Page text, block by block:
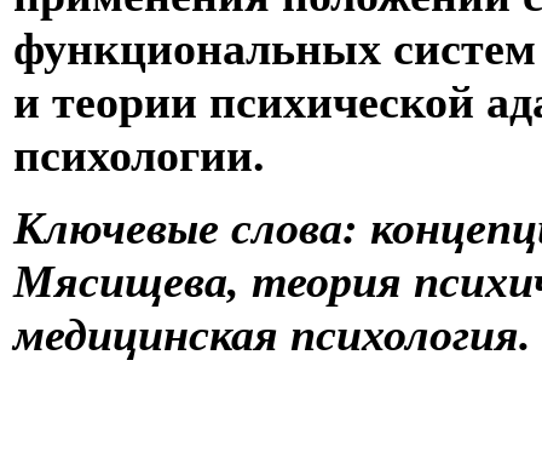
функциональных систем
и теории психической
психологии.
Ключевые слова:
Мясищева, теория
медицинская психология.